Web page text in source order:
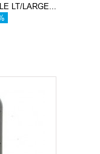
LT/LARGE...